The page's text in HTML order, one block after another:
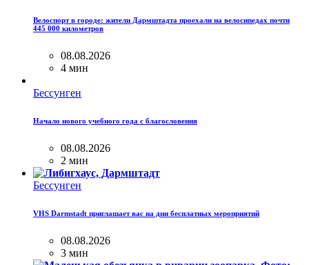
Велоспорт в городе: жители Дармштадта проехали на велосипедах почти
445 000 километров
08.08.2026
4 мин
Бессунген
Начало нового учебного года с благословения
08.08.2026
2 мин
Бессунген
VHS Darmstadt приглашает вас на дни бесплатных мероприятий
08.08.2026
3 мин